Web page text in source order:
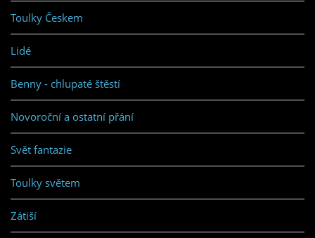
Toulky Českem
Lidé
Benny - chlupaté štěstí
Novoroční a ostatní přání
Svět fantazie
Toulky světem
Zátiší